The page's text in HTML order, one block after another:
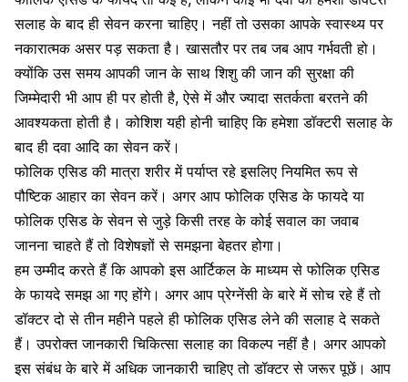
सलाह के बाद ही सेवन करना चाहिए। नहीं तो उसका आपके स्वास्थ्य पर
नकारात्मक असर पड़ सकता है। खासतौर पर तब जब आप गर्भवती हो।
क्योंकि उस समय आपकी जान के साथ शिशु की जान की सुरक्षा की
जिम्मेदारी भी आप ही पर होती है, ऐसे में और ज्यादा सतर्कता बरतने की
आवश्यकता होती है। कोशिश यही होनी चाहिए कि हमेशा डॉक्टरी सलाह के
बाद ही दवा आदि का सेवन करें।
फोलिक एसिड की मात्रा शरीर में पर्याप्त रहे इसलिए नियमित रूप से
पौष्टिक आहार का सेवन करें। अगर आप फोलिक एसिड के फायदे या
फोलिक एसिड के सेवन से जुड़े किसी तरह के कोई सवाल का जवाब
जानना चाहते हैं तो विशेषज्ञों से समझना बेहतर होगा।
हम उम्मीद करते हैं कि आपको इस आर्टिकल के माध्यम से फोलिक एसिड
के फायदे समझ आ गए होंगे। अगर आप प्रेग्नेंसी के बारे में सोच रहे हैंतो
डॉक्टर दो से तीन महीने पहले ही फोलिक एसिड लेने की सलाह दे सकते
हैं। उपरोक्त जानकारी चिकित्सा सलाह का विकल्प नहीं है। अगर आपको
इस संबंध के बारे में अधिक जानकारी चाहिए तो डॉक्टर से जरूर पूछें। आप